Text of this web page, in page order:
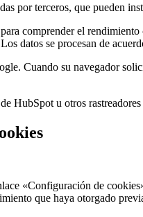
por terceros, que pueden
comprender el
datos se procesan de
Cuando su navegador
HubSpot u otros
«Configuración de
que haya otorgado